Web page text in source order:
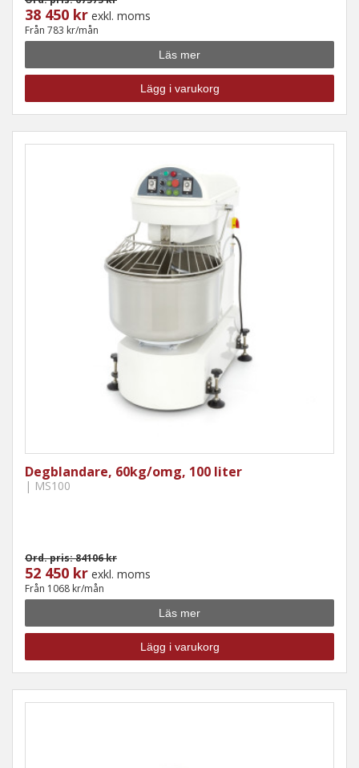
38 450 kr exkl. moms
Från 783 kr/mån
Läs mer
Lägg i varukorg
Degblandare, 60kg/omg, 100 liter
| MS100
Ord. pris: 84106 kr
52 450 kr exkl. moms
Från 1068 kr/mån
Läs mer
Lägg i varukorg